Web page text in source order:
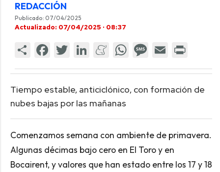
REDACCIÓN
Publicado: 07/04/2025
Actualizado: 07/04/2025 · 08:37
Tiempo estable, anticiclónico, con formación de
nubes bajas por las mañanas
Comenzamos semana con ambiente de primavera.
Algunas décimas bajo cero en El Toro y en
Bocairent, y valores que han estado entre los 17 y 18